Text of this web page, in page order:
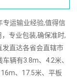
运输业经验,值得信
专业包装,确保准时,
发直达各省会直辖市
辆有3.8m、4.2米、
、17.5米、平板